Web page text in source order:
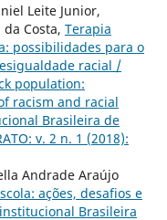
Leite Junior,
Costa, Terapia
possibilidades para o
racial /
population:
racism and racial
Brasileira de
v. 2 n. 1 (2018):
Andrade Araújo
ações, desafios e
Brasileira